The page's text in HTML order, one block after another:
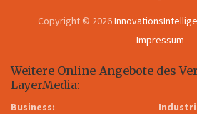
Copyright © 2026
Impressum
Weitere Online-Angebote des
LayerMedia:
Business: